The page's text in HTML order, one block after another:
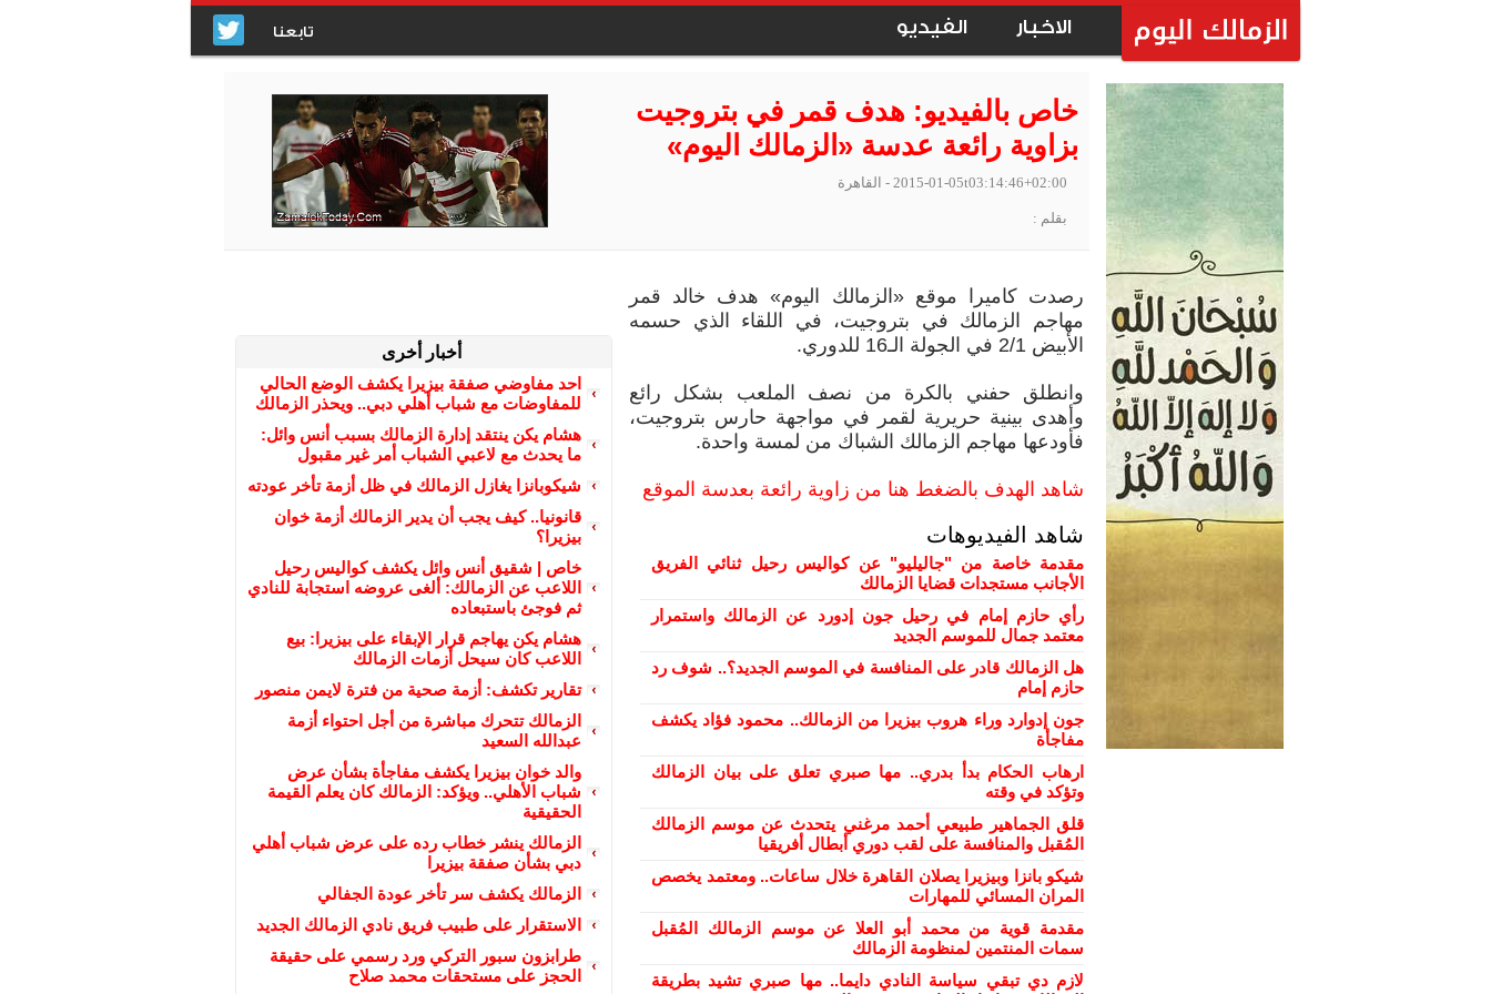
الاخبار الفيديو تابعنا
خاص بالفيديو: هدف قمر في بتروجيت
بزاوية رائعة عدسة «الزمالك اليوم»
2015-01-05t03:14:46+02:00 - القاهرة
بقلم :
أخبار أخرى
احد مفاوضي صفقة بيزيرا يكشف الوضع الحالي
للمفاوضات مع شباب أهلي دبي.. ويحذر الزمالك
هشام يكن ينتقد إدارة الزمالك بسبب أنس وائل:
ما يحدث مع لاعبي الشباب أمر غير مقبول
شيكوبانزا يغازل الزمالك في ظل أزمة تأخر عودته
قانونيا.. كيف يجب أن يدير الزمالك أزمة خوان
بيزيرا؟
خاص | شقيق أنس وائل يكشف كواليس رحيل
اللاعب عن الزمالك: ألغى عروضه استجابة للنادي
ثم فوجئ باستبعاده
هشام يكن يهاجم قرار الإبقاء على بيزيرا: بيع
اللاعب كان سيحل أزمات الزمالك
تقارير تكشف: أزمة صحية من فترة لايمن منصور
الزمالك تتحرك مباشرة من أجل احتواء أزمة
عبدالله السعيد
والد خوان بيزيرا يكشف مفاجأة بشأن عرض
شباب الأهلي.. ويؤكد: الزمالك كان يعلم القيمة
الحقيقية
الزمالك ينشر خطاب رده على عرض شباب أهلي
دبي بشأن صفقة بيزيرا
الزمالك يكشف سر تأخر عودة الجفالي
الاستقرار على طبيب فريق نادي الزمالك الجديد
طرابزون سبور التركي ورد رسمي على حقيقة
الحجز على مستحقات محمد صلاح
رصدت كاميرا موقع «الزمالك اليوم» هدف خالد قمر
مهاجم الزمالك في بتروجيت، في اللقاء الذي حسمه
الأبيض 2/1 في الجولة الـ16 للدوري.
وانطلق حفني بالكرة من نصف الملعب بشكل رائع
وأهدى بينية حريرية لقمر في مواجهة حارس بتروجيت،
فأودعها مهاجم الزمالك الشباك من لمسة واحدة.
شاهد الهدف بالضغط هنا من زاوية رائعة بعدسة الموقع
شاهد الفيديوهات
مقدمة خاصة من "جاليليو" عن كواليس رحيل ثنائي الفريق
الأجانب مستجدات قضايا الزمالك
رأي حازم إمام في رحيل جون إدورد عن الزمالك واستمرار
معتمد جمال للموسم الجديد
هل الزمالك قادر على المنافسة في الموسم الجديد؟.. شوف رد
حازم إمام
جون إدوارد وراء هروب بيزيرا من الزمالك.. محمود فؤاد يكشف
مفاجأة
ارهاب الحكام بدأ بدري.. مها صبري تعلق على بيان الزمالك
وتؤكد في وقته
قلق الجماهير طبيعي أحمد مرغني يتحدث عن موسم الزمالك
المُقبل والمنافسة على لقب دوري أبطال أفريقيا
شيكو بانزا وبيزيرا يصلان القاهرة خلال ساعات.. ومعتمد يخصص
المران المسائي للمهارات
مقدمة قوية من محمد أبو العلا عن موسم الزمالك المُقبل
سمات المنتمين لمنظومة الزمالك
لازم دي تبقي سياسة النادي دايما.. مها صبري تشيد بطريقة